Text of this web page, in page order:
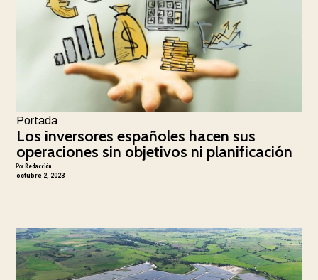
Portada
Los inversores españoles hacen sus
operaciones sin objetivos ni planificación
Por Redacción
octubre 2, 2023